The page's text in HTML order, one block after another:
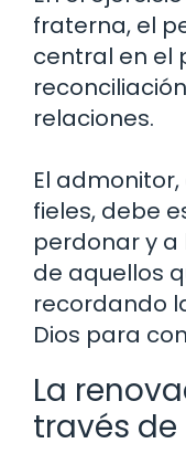
fraterna, el
central en el
relaciones.
El
fieles, debe
perdonar y
de aquellos
recordando
Dios para
La
través